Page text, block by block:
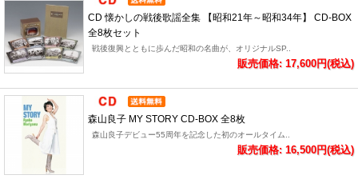
CD 懐かしの戦後歌謡全集 【昭和21年～昭和34年】 CD-BOX
全8枚セット
戦後復興とともに歩んだ昭和の名曲が、オリジナルSP..
販売価格: 17,600円(税込)
森山良子 MY STORY CD-BOX 全8枚
森山良子デビュー55周年を記念した初のオールタイム..
販売価格: 16,500円(税込)